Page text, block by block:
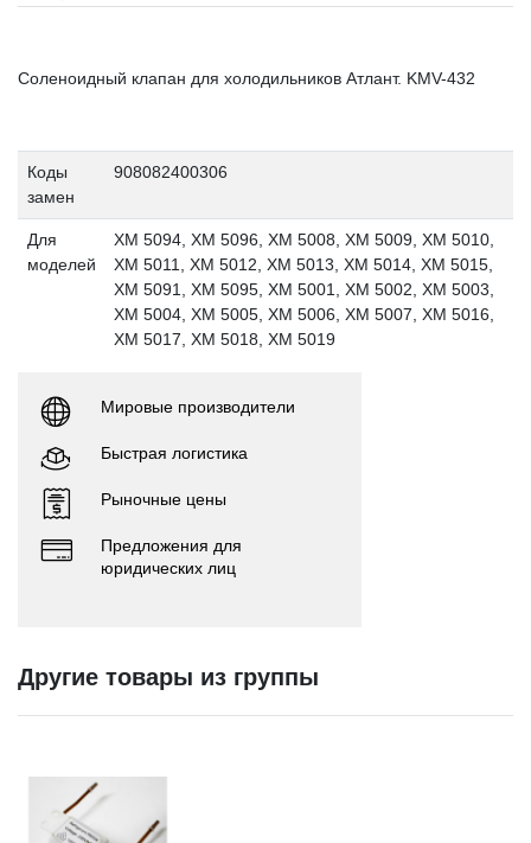
Соленоидный клапан для холодильников Атлант. KMV-432
Коды
замен
908082400306
Для
моделей
ХМ 5094, ХМ 5096, ХМ 5008, ХМ 5009, ХМ 5010,
ХМ 5011, ХМ 5012, ХМ 5013, ХМ 5014, ХМ 5015,
ХМ 5091, ХМ 5095, ХМ 5001, ХМ 5002, ХМ 5003,
ХМ 5004, ХМ 5005, ХМ 5006, ХМ 5007, ХМ 5016,
ХМ 5017, ХМ 5018, ХМ 5019
Мировые производители
Быстрая логистика
Рыночные цены
Предложения для
юридических лиц
Другие товары из группы